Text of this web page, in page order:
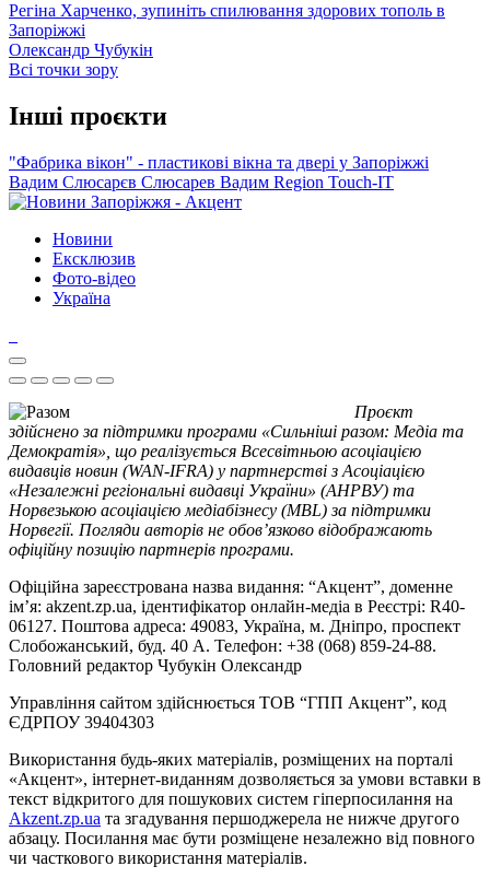
Регіна Харченко, зупиніть спилювання здорових тополь в
Запоріжжі
Олександр Чубукін
Всі точки зору
Інші проєкти
"Фабрика вікон" - пластикові вікна та двері у Запоріжжі
Вадим Слюсарєв Слюсарев Вадим Region Touch-IT
Новини
Ексклюзив
Фото-відео
Україна
Проєкт
здійснено за підтримки програми «Сильніші разом: Медіа та
Демократія», що реалізується Всесвітньою асоціацією
видавців новин (WAN-IFRA) у партнерстві з Асоціацією
«Незалежні регіональні видавці України» (АНРВУ) та
Норвезькою асоціацією медіабізнесу (MBL) за підтримки
Норвегії. Погляди авторів не обов’язково відображають
офіційну позицію партнерів програми.
Офіційна зареєстрована назва видання: “Акцент”, доменне
ім’я: akzent.zp.ua, ідентифікатор онлайн-медіа в Реєстрі: R40-
06127. Поштова адреса: 49083, Україна, м. Дніпро, проспект
Слобожанський, буд. 40 А. Телефон: +38 (068) 859-24-88.
Головний редактор Чубукін Олександр
Управління сайтом здійснюється ТОВ “ГПП Акцент”, код
ЄДРПОУ 39404303
Використання будь-яких матеріалів, розміщених на порталі
«Акцент», інтернет-виданням дозволяється за умови вставки в
текст відкритого для пошукових систем гіперпосилання на
Akzent.zp.ua та згадування першоджерела не нижче другого
абзацу. Посилання має бути розміщене незалежно від повного
чи часткового використання матеріалів.